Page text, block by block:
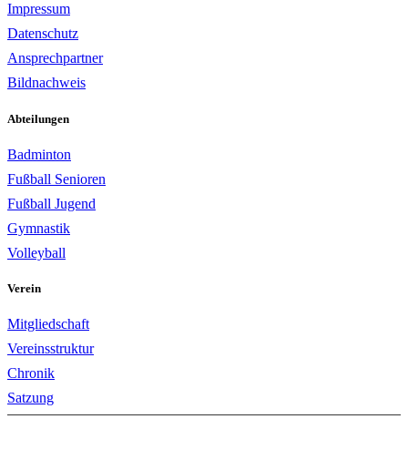
Impressum
Datenschutz
Ansprechpartner
Bildnachweis
Abteilungen
Badminton
Fußball Senioren
Fußball Jugend
Gymnastik
Volleyball
Verein
Mitgliedschaft
Vereinsstruktur
Chronik
Satzung